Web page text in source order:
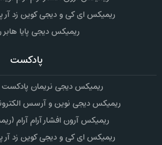
ریمیکس ای کی و دیجی کوین زد آر
ریمیکس دیجی پایا
پادکست
ریمیکس دیجی نریمان
ریمیکس دیجی نوین و آرسس
ریمیکس آرون افشار آرام آرام
ریمیکس ای کی و دیجی کوین زد آر